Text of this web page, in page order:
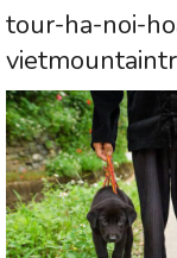
tour-ha-noi-